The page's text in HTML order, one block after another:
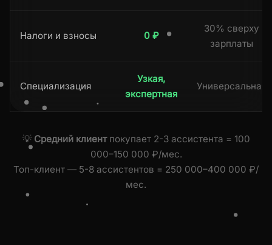
Налоги и взносы 0 ₽
30% сверху
зарплаты
Специализация
Узкая,
экспертная
Универсальная
💡 Средний клиентпокупает 2-3 ассистента = 100
000–150 000 ₽/мес.
Топ-клиент — 5-8 ассистентов = 250 000–400 000 ₽/
мес.